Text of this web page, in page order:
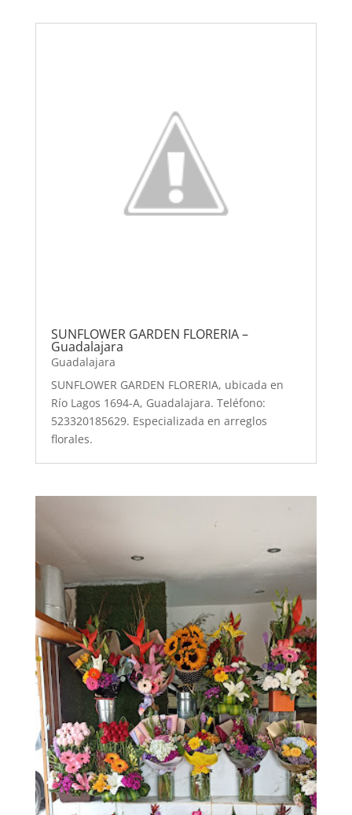
SUNFLOWER GARDEN FLORERIA –
Guadalajara
Guadalajara
SUNFLOWER GARDEN FLORERIA, ubicada en
Río Lagos 1694-A, Guadalajara. Teléfono:
523320185629. Especializada en arreglos
florales.